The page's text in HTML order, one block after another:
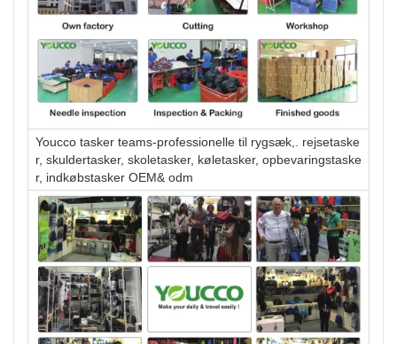
Youcco tasker teams-professionelle til rygsæk,. rejsetaske
r, skuldertasker, skoletasker, køletasker, opbevaringstaske
r, indkøbstasker OEM& odm